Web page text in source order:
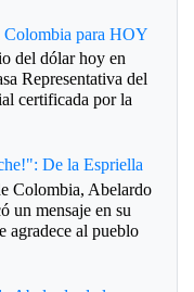
Colombia para HOY
del dólar hoy en
Representativa del
certificada por la
De la Espriella
Colombia, Abelardo
un mensaje en su
agradece al pueblo